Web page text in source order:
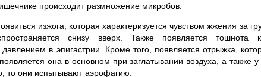
происходит размножение микробов.
изжога, которая характеризуется чувством жжения за
снизу вверх. Также появляется тошнота
в эпигастрии. Кроме того, появляется отрыжка,
она в основном при заглатывании воздуха, а также
то они испытывают аэрофагию.